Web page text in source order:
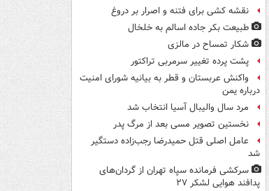
نقشه کشی برای فتنه و اصرار بر دروغ
طبیعت بکر جاده اسالم به خلخال
شکار تمساح در مالزی
پشت پرده تغییر سرمربی تراکتور
واکنش عربستان و قطر به بیانیه شورای امنیت
درباره یمن
مرد سال والیبال آسیا انتخاب شد
نخستین تصویر مسی بعد از مرگ پدر
عامل اصلی قتل حمیدرضا رجب‌زاده دستگیر
شد
سرکشی فرمانده سپاه تهران از گردان‌های
پدافند هوایی لشکر ۲۷